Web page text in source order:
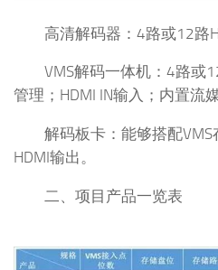
高清解码器：4路或12路
VMS解码一体机：4路或
管理；HDMI IN输入；内置流
解码板卡：能够搭配VMS
HDMI输出。
二、项目产品一览表